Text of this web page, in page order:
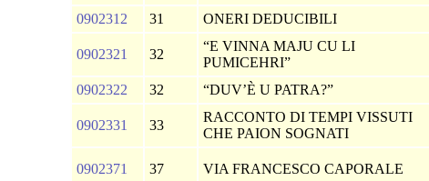
0902312 31 ONERI DEDUCIBILI
0902321 32
“E VINNA MAJU CU LI
PUMICEHRI”
0902322 32 “DUV’È U PATRA?”
0902331 33
RACCONTO DI TEMPI VISSUTI
CHE PAION SOGNATI
0902371 37 VIA FRANCESCO CAPORALE